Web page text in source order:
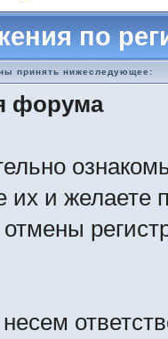
по
принять нижеследующее:
форума
и желаете